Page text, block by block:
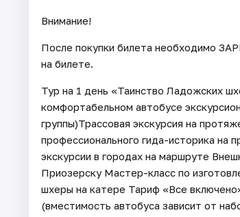
Внимание!
После покупки билета необходимо
на билете.
Тур на 1 день «Таинство Ладожских
комфортабельном автобусе
группы)Трассовая экскурсия на
профессионального гида-историка на
экскурсии в городах на маршруте
Приозерску Мастер-класс по
шхеры на катере Тариф «Все
(вместимость автобуса зависит от